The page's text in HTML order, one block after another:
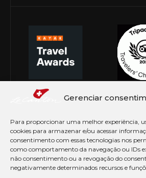
Gerenciar
Para proporcionar uma melhor experiência,
cookies para armazenar e/ou acessar
consentimento com essas tecnologias nos
como comportamento da navegação ou IDs
não consentimento ou a revogação do
negativamente determinados recursos e
© Copyright 2026 Le Canton.